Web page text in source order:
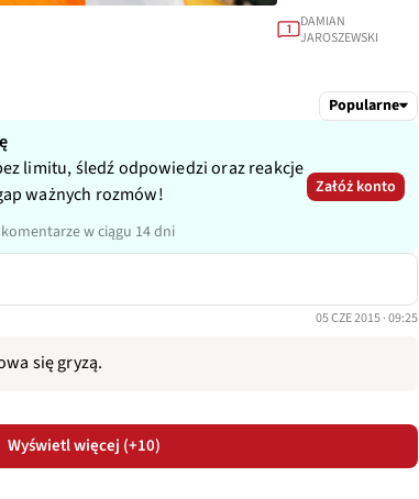
1
DAMIAN
JAROSZEWSKI
Popularne
limitu, śledź odpowiedzi oraz reakcje
ważnych rozmów!
w ciągu 14 dni
Załóż konto
05 CZE 2015 · 09:25
się gryzą.
Wyświetl więcej (+10)